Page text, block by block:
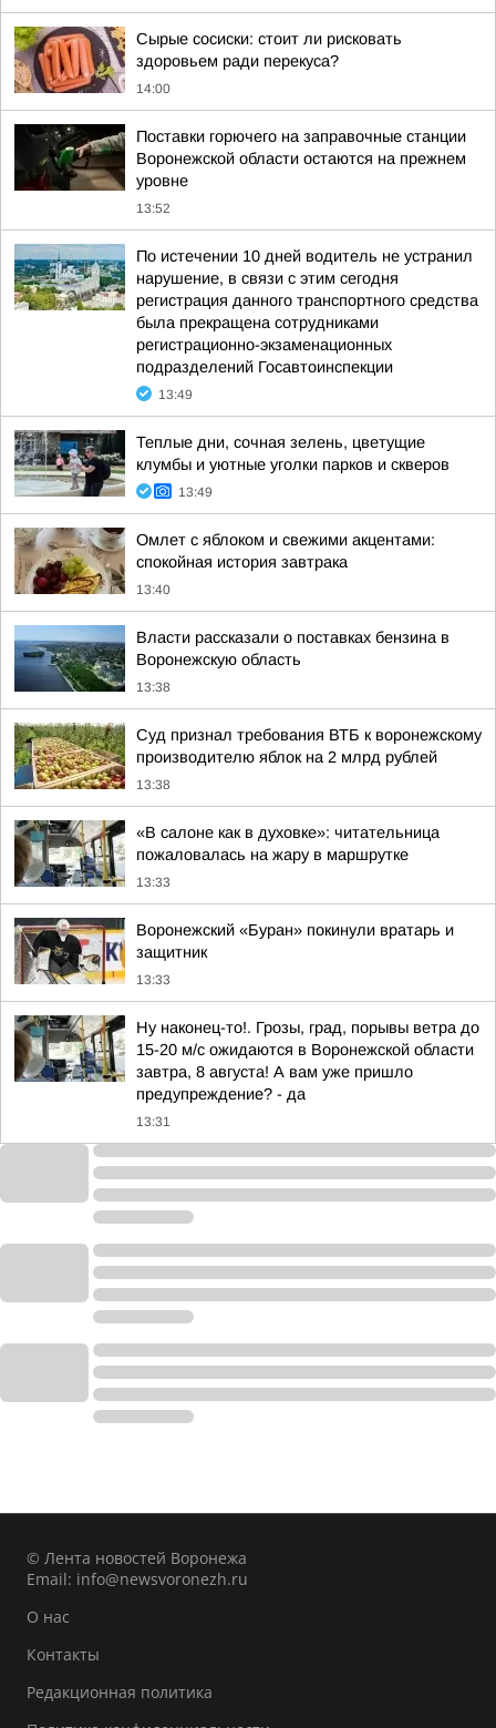
Сырые сосиски: стоит ли рисковать
здоровьем ради перекуса?
14:00
Поставки горючего на заправочные станции
Воронежской области остаются на прежнем
уровне
13:52
По истечении 10 дней водитель не устранил
нарушение, в связи с этим сегодня
регистрация данного транспортного средства
была прекращена сотрудниками
регистрационно-экзаменационных
подразделений Госавтоинспекции
13:49
Теплые дни, сочная зелень, цветущие
клумбы и уютные уголки парков и скверов
13:49
Омлет с яблоком и свежими акцентами:
спокойная история завтрака
13:40
Власти рассказали о поставках бензина в
Воронежскую область
13:38
Суд признал требования ВТБ к воронежскому
производителю яблок на 2 млрд рублей
13:38
«В салоне как в духовке»: читательница
пожаловалась на жару в маршрутке
13:33
Воронежский «Буран» покинули вратарь и
защитник
13:33
Ну наконец-то!. Грозы, град, порывы ветра до
15-20 м/с ожидаются в Воронежской области
завтра, 8 августа! А вам уже пришло
предупреждение? - да
13:31
© Лента новостей Воронежа
Email: info@newsvoronezh.ru
О нас
Контакты
Редакционная политика